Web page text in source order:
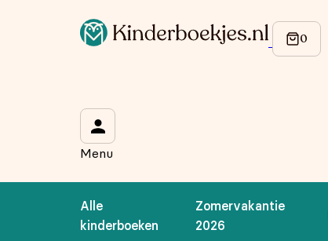
Menu
Alle
kinderboeken
Zomervakantie
2026
Op de hoogte blijven van onze acties?
Wat is je voornaam?
Aanmelden